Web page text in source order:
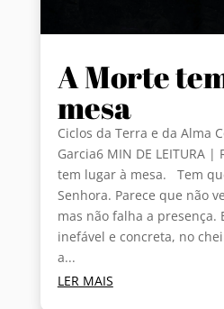
A Morte
mesa
Ciclos da Terra e da Alma
Garcia6 MIN DE LEITURA |
tem lugar à mesa. Tem
Senhora. Parece que não
mas não falha a presença.
inefável e concreta, no
a...
LER MAIS